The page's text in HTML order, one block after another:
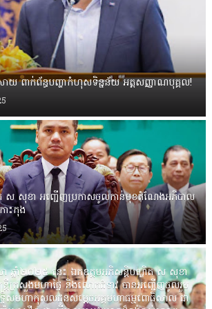
ពាក់ព័ន្ធបញ្ហាកំហុសទិន្នន័យ អត្តសញ្ញាណបុគ្គល!
ស សុខា អញ្ជើញប្រកាសចូលកាន់មុខតំណែងអភិបាល
ោះកុង
ា ឆ្នាំ២០២៥ នេះ ឯកឧត្តមអភិសន្តិបណ្ឌិត ស សុខា
ន្ត្រីក្រសួងមហាផ្ទៃ និងលោកជំទាវ បានអញ្ជើញចូលរួម
ទិសមហាកុសលជូនសម្តេចអគ្គមហាធម្មពោធិសាល ជា